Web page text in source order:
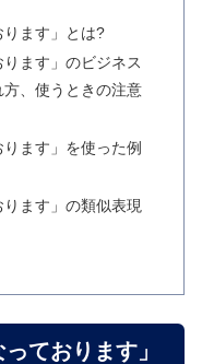
ります」とは?
ります」のビジネス
、使うときの注意
ます」を使った例
ります」の類似表現
ております」